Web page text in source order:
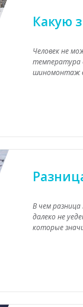
Какую
Человек не
температура
шиномонтаж
В чем
далеко не
которые